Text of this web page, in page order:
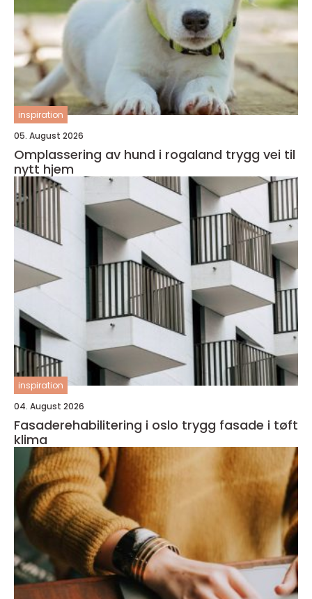
inspiration
05. August 2026
Omplassering av hund i rogaland trygg vei til
nytt hjem
inspiration
04. August 2026
Fasaderehabilitering i oslo trygg fasade i tøft
klima